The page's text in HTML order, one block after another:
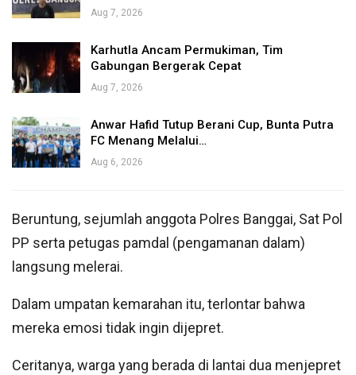
Aug 7, 2026
Karhutla Ancam Permukiman, Tim
Gabungan Bergerak Cepat
Aug 7, 2026
Anwar Hafid Tutup Berani Cup, Bunta Putra
FC Menang Melalui…
Aug 6, 2026
Beruntung, sejumlah anggota Polres Banggai, Sat Pol
PP serta petugas pamdal (pengamanan dalam)
langsung melerai.
Dalam umpatan kemarahan itu, terlontar bahwa
mereka emosi tidak ingin dijepret.
Ceritanya, warga yang berada di lantai dua menjepret